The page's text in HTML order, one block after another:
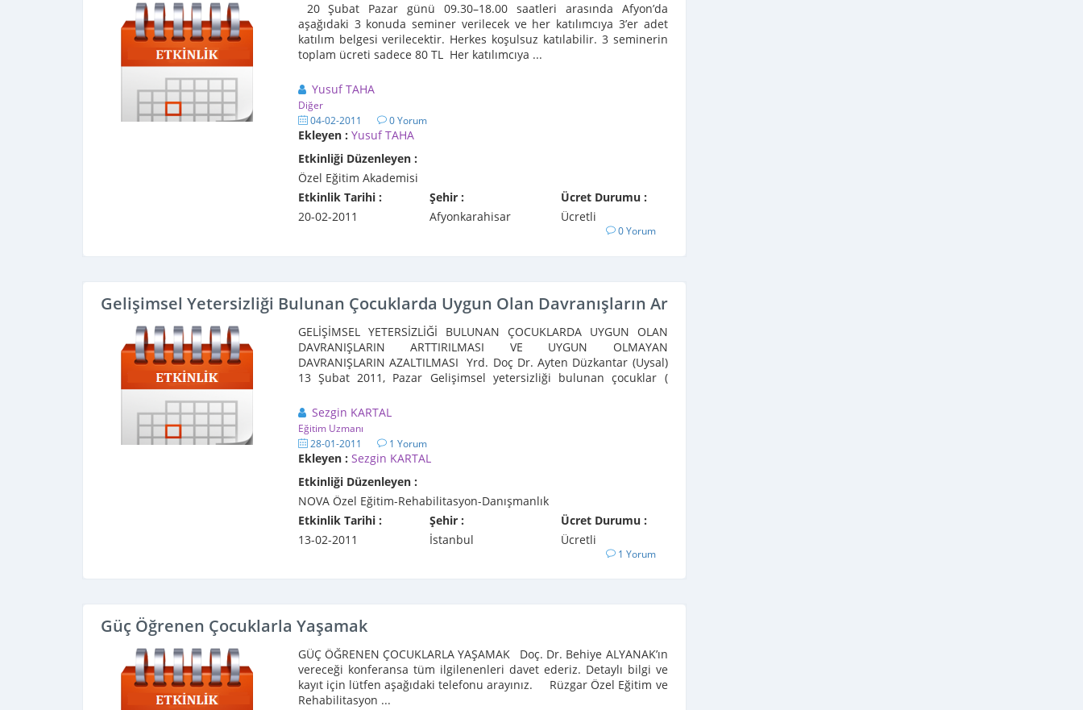
20 Şubat Pazar günü 09.30–18.00 saatleri arasında Afyon’da
aşağıdaki 3 konuda seminer verilecek ve her katılımcıya 3’er adet
katılım belgesi verilecektir. Herkes koşulsuz katılabilir. 3 seminerin
toplam ücreti sadece 80 TL Her katılımcıya ...
Yusuf TAHA
Diğer
04-02-2011 0 Yorum
Ekleyen : Yusuf TAHA
Etkinliği Düzenleyen :
Özel Eğitim Akademisi
Etkinlik Tarihi :
20-02-2011
Şehir :
Afyonkarahisar
Ücret Durumu :
Ücretli
0 Yorum
Gelişimsel Yetersizliği Bulunan Çocuklarda Uygun Olan Davranışların Arttırılması-Uygun Olmayan Davranışların Azaltılması
GELİŞİMSEL YETERSİZLİĞİ BULUNAN ÇOCUKLARDA UYGUN OLAN
DAVRANIŞLARIN ARTTIRILMASI VE UYGUN OLMAYAN
DAVRANIŞLARIN AZALTILMASI Yrd. Doç Dr. Ayten Düzkantar (Uysal)
13 Şubat 2011, Pazar Gelişimsel yetersizliği bulunan çocuklar (
Sezgin KARTAL
Eğitim Uzmanı
28-01-2011 1 Yorum
Ekleyen : Sezgin KARTAL
Etkinliği Düzenleyen :
NOVA Özel Eğitim-Rehabilitasyon-Danışmanlık
Etkinlik Tarihi :
13-02-2011
Şehir :
İstanbul
Ücret Durumu :
Ücretli
1 Yorum
Güç Öğrenen Çocuklarla Yaşamak
GÜÇ ÖĞRENEN ÇOCUKLARLA YAŞAMAK Doç. Dr. Behiye ALYANAK’ın
vereceği konferansa tüm ilgilenenleri davet ederiz. Detaylı bilgi ve
kayıt için lütfen aşağıdaki telefonu arayınız. Rüzgar Özel Eğitim ve
Rehabilitasyon ...